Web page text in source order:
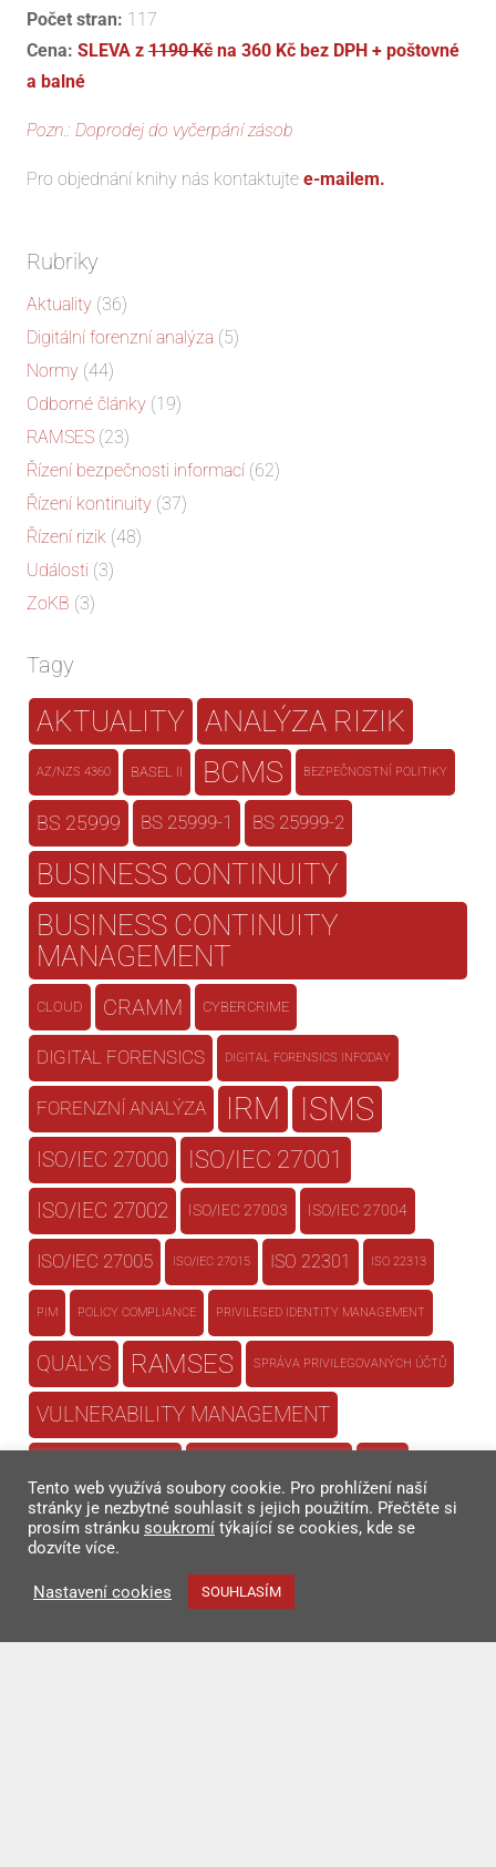
Počet stran: 117
Cena: SLEVA z 1190 Kč na 360 Kč bez DPH + poštovné
a balné
Pozn.: Doprodej do vyčerpání zásob
Pro objednání knihy nás kontaktujte e-mailem.
Rubriky
Aktuality (36)
Digitální forenzní analýza (5)
Normy (44)
Odborné články (19)
RAMSES (23)
Řízení bezpečnosti informací (62)
Řízení kontinuity (37)
Řízení rizik (48)
Události (3)
ZoKB (3)
Tagy
AKTUALITY ANALÝZA RIZIK
AZ/NZS 4360 BASEL II BCMS BEZPEČNOSTNÍ POLITIKY
BS 25999 BS 25999-1 BS 25999-2
BUSINESS CONTINUITY
BUSINESS CONTINUITY
MANAGEMENT
CLOUD CRAMM CYBERCRIME
DIGITAL FORENSICS DIGITAL FORENSICS INFODAY
FORENZNÍ ANALÝZA IRM ISMS
ISO/IEC 27000 ISO/IEC 27001
ISO/IEC 27002 ISO/IEC 27003 ISO/IEC 27004
ISO/IEC 27005 ISO/IEC 27015 ISO 22301 ISO 22313
PIM POLICY COMPLIANCE PRIVILEGED IDENTITY MANAGEMENT
QUALYS RAMSES SPRÁVA PRIVILEGOVANÝCH ÚČTŮ
VULNERABILITY MANAGEMENT
ŘÍZENÍ BEZPEČNOSTI
ŘÍZENÍ BEZPEČNOSTI
INFORMACÍ
ŘÍZENÍ KONTINUITY
Tento web využívá soubory cookie. Pro prohlížení naší
stránky je nezbytné souhlasit s jejich použitím. Přečtěte si
prosím stránku soukromí týkající se cookies, kde se
dozvíte více.
Nastavení cookies SOUHLASÍM